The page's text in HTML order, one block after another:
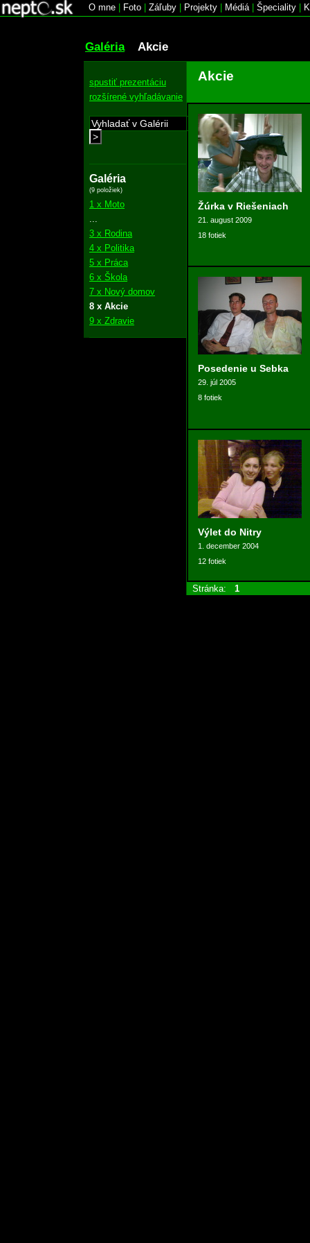
O mne Foto Záľuby Projekty Médiá| Špeciality
Galéria Akcie
spustiť prezentáciu
rozšírené vyhľadávanie
>
Galéria
(9 položiek)
1 x Moto
3 x Rodina
4 x Politika
5 x Práca
6 x Škola
7 x Nový domov
8 x Akcie
9 x Zdravie
Akcie
Žúrka v Riešeniach
21. august 2009
18 fotiek
Posedenie u Sebka
29. júl 2005
8 fotiek
Výlet do Nitry
1. december 2004
12 fotiek
Stránka: 1